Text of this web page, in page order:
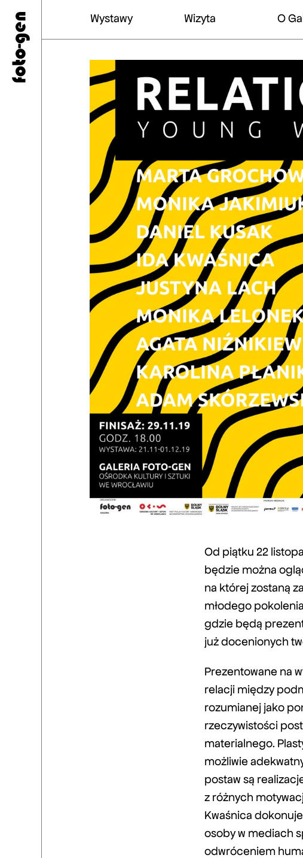
Wystawy Wizyta O
Od piątku 22
będzie można
na której zostaną
młodego
gdzie będą
już docenionych
Prezentowane na
relacji między
rozumianej jako
rzeczywistości
materialnego.
możliwie
postaw są
z różnych
Kwaśnica
osoby w mediach
odwróceniem